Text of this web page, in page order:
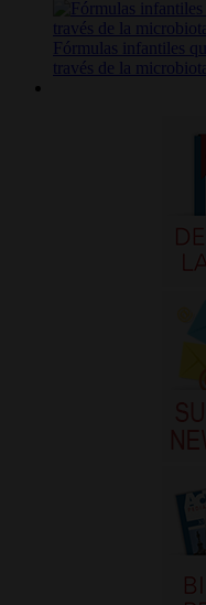
Fórmulas infantiles
través de la